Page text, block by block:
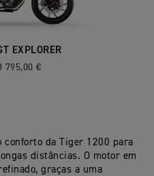
EXPLORER
795,00 €
conforto da Tiger 1200 para
distâncias. O motor em
graças a uma